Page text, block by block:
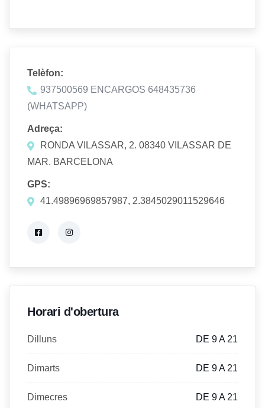
Telèfon:
937500569 ENCARGOS 648435736
(WHATSAPP)
Adreça:
RONDA VILASSAR, 2. 08340 VILASSAR DE
MAR. BARCELONA
GPS:
41.49896969857987, 2.3845029011529646
Horari d'obertura
Dilluns DE 9 A 21
Dimarts DE 9 A 21
Dimecres DE 9 A 21